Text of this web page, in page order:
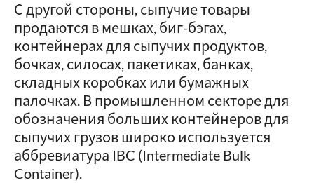
С другой стороны, сыпучие товары
продаются в мешках, биг-бэгах,
контейнерах для сыпучих продуктов,
бочках, силосах, пакетиках, банках,
складных коробках или бумажных
палочках. В промышленном секторе для
обозначения больших контейнеров для
сыпучих грузов широко используется
аббревиатура IBC (Intermediate Bulk
Container).